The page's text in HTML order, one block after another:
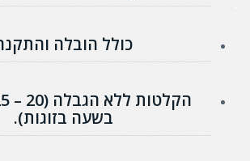
כולל הובלה
בשעה בזוגות).